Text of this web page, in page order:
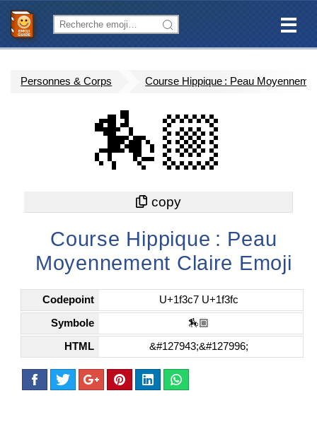
Personnes & Corps Course Hippique : Peau
🏇🏼
Course Hippique : Peau
Moyennement Claire Emoji
Codepoint U+1f3c7 U+1f3fc
Symbole 🏇🏼
HTML &#127943;&#127996;